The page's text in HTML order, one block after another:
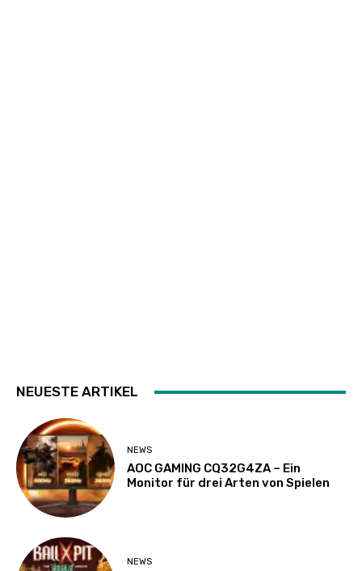
NEUESTE ARTIKEL
NEWS
AOC GAMING CQ32G4ZA – Ein
Monitor für drei Arten von Spielen
NEWS